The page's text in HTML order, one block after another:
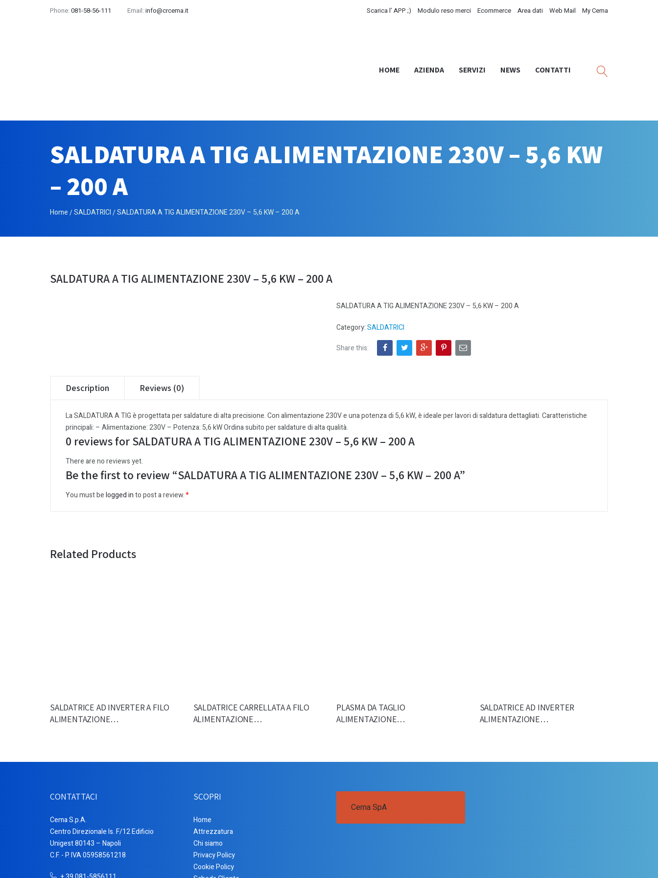
Phone: 081-58-56-111 Email: info@crcema.it Scarica l’ APP ;) Modulo reso merci Ecommerce Area dati Web Mail My Cema
HOME AZIENDA SERVIZI NEWS CONTATTI
SALDATURA A TIG ALIMENTAZIONE 230V – 5,6 KW
– 200 A
Home SALDATRICI SALDATURA A TIG ALIMENTAZIONE 230V – 5,6 KW – 200 A
SALDATURA A TIG ALIMENTAZIONE 230V – 5,6 KW – 200 A
SALDATURA A TIG ALIMENTAZIONE 230V – 5,6 KW – 200 A
Category:SALDATRICI
Share this:
Description Reviews (0)
La SALDATURA A TIG è progettata per saldature di alta precisione. Con alimentazione 230V e una potenza di 5,6 kW, è ideale per lavori di saldatura dettagliati. Caratteristiche
principali: – Alimentazione: 230V – Potenza: 5,6 kW Ordina subito per saldature di alta qualità.
0 reviews for SALDATURA A TIG ALIMENTAZIONE 230V – 5,6 KW – 200 A
There are no reviews yet.
Be the first to review “SALDATURA A TIG ALIMENTAZIONE 230V – 5,6 KW – 200 A”
You must belogged into post a review.
Related Products
SALDATRICE AD INVERTER A FILO
ALIMENTAZIONE…
SALDATRICE CARRELLATA A FILO
ALIMENTAZIONE…
PLASMA DA TAGLIO
ALIMENTAZIONE…
SALDATRICE AD INVERTER
ALIMENTAZIONE…
CONTATTACI
Cema S.p.A.
Centro Direzionale Is. F/12 Edificio
Unigest 80143 – Napoli
C.F. - P. IVA 05958561218
SCOPRI
Home
Attrezzatura
Chi siamo
Privacy Policy
Cookie Policy
Cema SpA